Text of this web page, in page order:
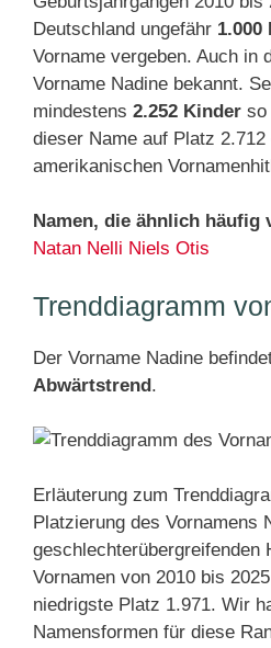
Deutschland ungefähr 1.000
Vorname vergeben. Auch in
Vorname Nadine bekannt.
mindestens 2.252 Kinder so
dieser Name auf Platz 2.712
amerikanischen
Namen, die ähnlich häufig
Natan Nelli Niels Otis
Trenddiagramm
Der Vorname Nadine
Abwärtstrend.
Erläuterung zum
Platzierung des Vornamens
geschlechterübergreifenden
Vornamen von 2010 bis
niedrigste Platz 1.971. Wir
Namensformen für diese